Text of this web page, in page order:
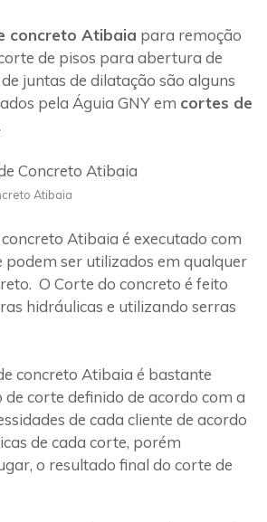
concreto Atibaia para remoção
de pisos para abertura de
juntas de dilatação são alguns
pela Águia GNY em cortes de
Atibaia
Atibaia é executado com
podem ser utilizados em qualquer
O Corte do concreto é feito
hidráulicas e utilizando serras
concreto Atibaia é bastante
corte definido de acordo com a
de cada cliente de acordo
de cada corte, porém
o resultado final do corte de